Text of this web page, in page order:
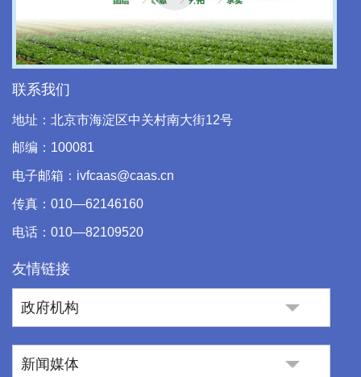
Play
Video
联系我们
地址：北京市海淀区中关村南大街12号
邮编：100081
电子邮箱：ivfcaas@caas.cn
传真：010—62146160
电话：010—82109520
友情链接
政府机构
新闻媒体